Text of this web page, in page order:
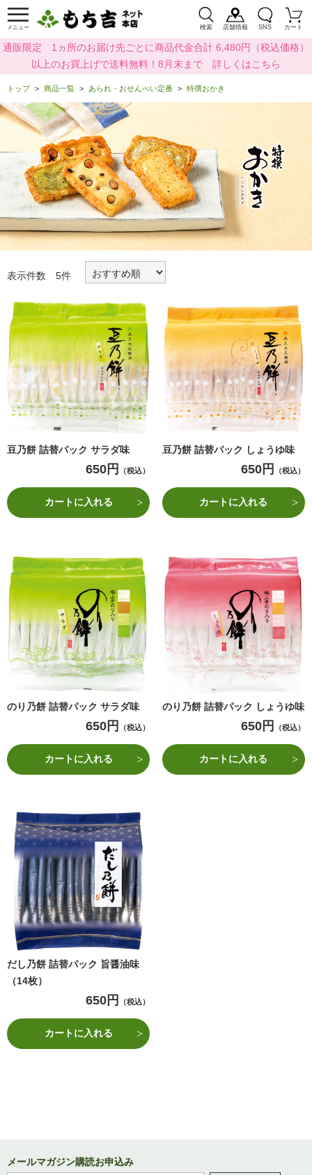
メニュー 検索 店舗情報 SNS カート
通販限定 1ヵ所のお届け先ごとに商品代金合計 6,480円（税込価格）
以上のお買上げで送料無料！8月末まで 詳しくはこちら
トップ 商品一覧 あられ・おせんべい定番 特撰おかき
表示件数 5件
豆乃餅 詰替パック サラダ味
650円 （税込）
カートに入れる
豆乃餅 詰替パック しょうゆ味
650円 （税込）
カートに入れる
のり乃餅 詰替パック サラダ味
650円 （税込）
カートに入れる
のり乃餅 詰替パック しょうゆ味
650円 （税込）
カートに入れる
だし乃餅 詰替パック 旨醤油味
（14枚）
650円 （税込）
カートに入れる
メールマガジン購読お申込み